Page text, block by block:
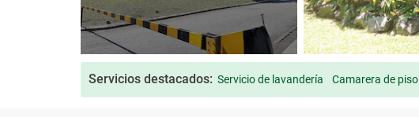
Servicios destacados: Servicio de lavandería Camarera de piso